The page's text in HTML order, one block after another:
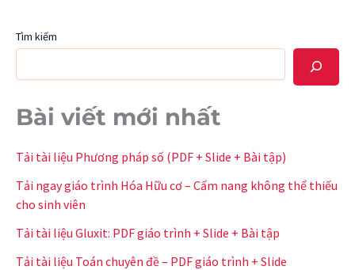
Tìm kiếm
Bài viết mới nhất
Tải tài liệu Phương pháp số (PDF + Slide + Bài tập)
Tải ngay giáo trình Hóa Hữu cơ – Cẩm nang không thể thiếu
cho sinh viên
Tải tài liệu Gluxit: PDF giáo trình + Slide + Bài tập
Tải tài liệu Toán chuyên đề – PDF giáo trình + Slide